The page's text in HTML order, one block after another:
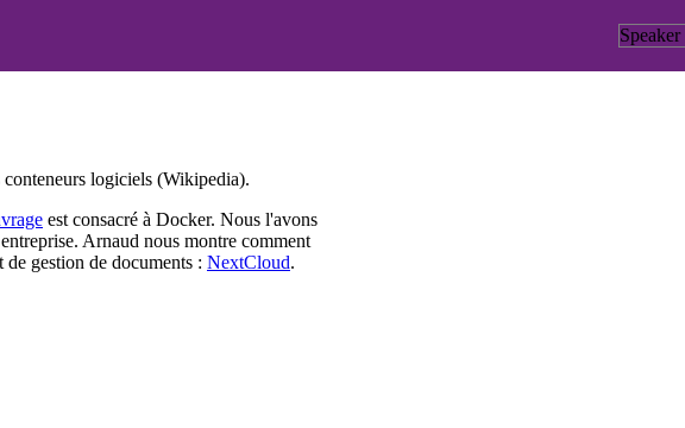
Speaker
logiciels (Wikipedia).
est consacré à Docker. Nous l'avons
Arnaud nous montre comment
gestion de documents : NextCloud.